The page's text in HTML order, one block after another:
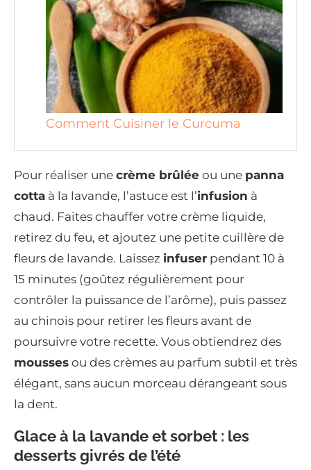
Comment Cuisiner le Curcuma
Pour réaliser une crème brûlée ou une panna
cotta à la lavande, l’astuce est l’infusion à
chaud. Faites chauffer votre crème liquide,
retirez du feu, et ajoutez une petite cuillère de
fleurs de lavande. Laissez infuser pendant 10 à
15 minutes (goûtez régulièrement pour
contrôler la puissance de l’arôme), puis passez
au chinois pour retirer les fleurs avant de
poursuivre votre recette. Vous obtiendrez des
mousses ou des crèmes au parfum subtil et très
élégant, sans aucun morceau dérangeant sous
la dent.
Glace à la lavande et sorbet : les
desserts givrés de l’été